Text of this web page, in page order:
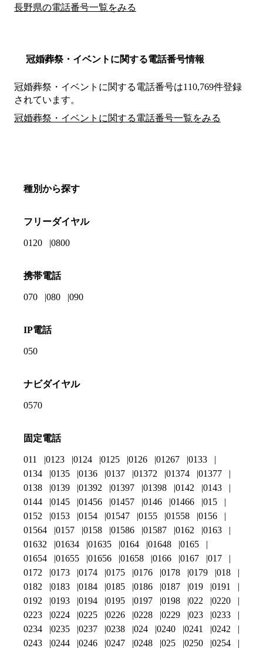
長野県の電話番号一覧をみる
冠婚葬祭・イベントに関する電話番号情報
冠婚葬祭・イベントに関する電話番号は110,769件登録
されています。
冠婚葬祭・イベントに関する電話番号一覧をみる
種別から探す
フリーダイヤル
0120 0800
携帯電話
070 080 090
IP電話
050
ナビダイヤル
0570
固定電話
011 0123 0124 0125 0126 01267
0133
0134
0135 0136 0137 01372 01374
01377
0138
0139 01392 01397 01398 0142
0143
0144
0145 01456 01457 0146 01466
015
0152
0153 0154 01547 0155 01558
0156
01564
0157 0158 01586 01587 0162
0163
01632
01634 01635 0164 01648
0165
01654
01655 01656 01658 0166 0167
017
0172
0173 0174 0175 0176 0178 0179
018
0182
0183 0184 0185 0186 0187 019
0191
0192
0193 0194 0195 0197 0198 022
0220
0223
0224 0225 0226 0228 0229 023
0233
0234
0235 0237 0238 024 0240 0241
0242
0243
0244 0246 0247 0248 025 0250 0254